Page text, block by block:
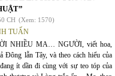
CH (Xem: 1570)
TUẤN
NHIỀU MA… NGƯỜI, viết hoa,
Đông lẫn Tây, và theo cách hiểu của
ít dần đi cùng với sự teo tóp của